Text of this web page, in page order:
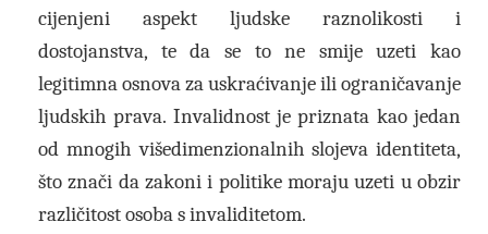
cijenjeni aspekt ljudske raznolikosti i
dostojanstva, te da se to ne smije uzeti kao
legitimna osnova za uskraćivanje ili ograničavanje
ljudskih prava. Invalidnost je priznata kao jedan
od mnogih višedimenzionalnih slojeva identiteta,
što znači da zakoni i politike moraju uzeti u obzir
različitost osoba s invaliditetom.